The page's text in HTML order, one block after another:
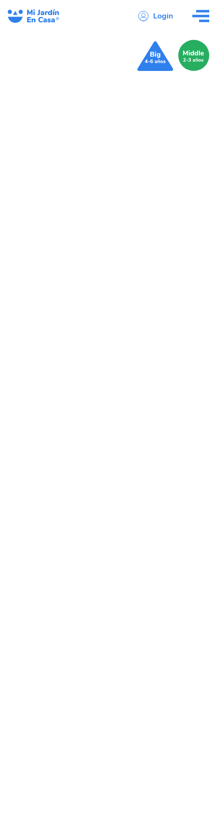
Login